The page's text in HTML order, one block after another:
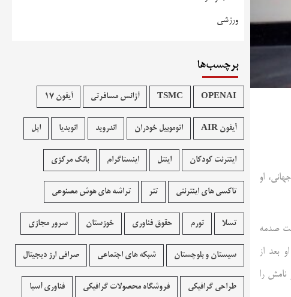
جهانی، او
از سال ۲۰۱۵ تا ۲۰۲۵ را دارد، اما به علت صدمه
نروژ هم وجود نداشت. او بعد از
در سال ۲۰۲۱ موفق به مهار وزنه ۲۷۶ کیلوگرم شد و نامش را
ورزشی
برچسب‌ها
OPENAI
TSMC آژانس مسافرتی آیفون 17
آیفون AIR اتوموبیل خودران اندروید انویدیا اپل
اینترنت کودکان اینتل اینستاگرام بانک مرکزی
تاکسی های اینترنتی تتر تراشه های هوش مصنوعی
تسلا تورم حقوق فناوری خوزستان سرور مجازی
سیستان و بلوچستان شبکه های اجتماعی صرافی ارز دیجیتال
طراحی گرافیکی فروشگاه محصولات گرافيکی فناوری آسیا